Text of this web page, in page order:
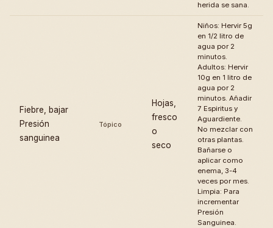
herida se sana.
Fiebre, bajar
Presión
sanguinea
Tópico
Hojas,
fresco
o
seco
Niños: Hervir 5g
en 1/2 litro de
agua por 2
minutos.
Adultos: Hervir
10g en 1 litro de
agua por 2
minutos. Añadir
7 Espiritus y
Aguardiente.
No mezclar con
otras plantas.
Bañarse o
aplicar como
enema, 3-4
veces por mes.
Limpia: Para
incrementar
Presión
Sanguinea.